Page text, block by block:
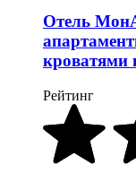
Отель
кроватями
Рейтинг